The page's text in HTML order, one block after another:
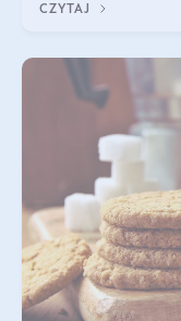
CZYTAJ